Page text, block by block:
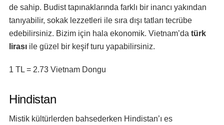
de sahip. Budist tapınaklarında farklı bir inancı yakından
tanıyabilir, sokak lezzetleri ile sıra dışı tatları tecrübe
edebilirsiniz. Bizim için hala ekonomik. Vietnam’da türk
lirası ile güzel bir keşif turu yapabilirsiniz.
1 TL = 2.73 Vietnam Dongu
Hindistan
Mistik kültürlerden bahsederken Hindistan’ı es